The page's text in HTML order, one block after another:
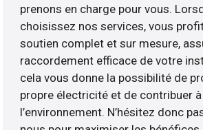
prenons en charge pour vous.
choisissez nos services, vous
soutien complet et sur mesure,
raccordement efficace de votre
cela vous donne la possibilité de
propre électricité et de contribuer
l’environnement. N’hésitez donc